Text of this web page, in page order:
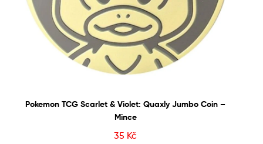
Pokemon TCG Scarlet & Violet: Quaxly Jumbo Coin –
Mince
35 Kč